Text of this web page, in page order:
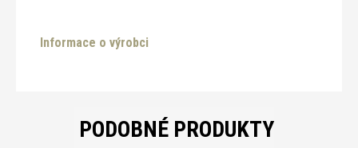
Informace o výrobci
PODOBNÉ PRODUKTY